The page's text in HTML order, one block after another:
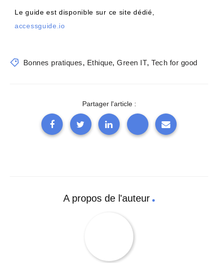
Le guide est disponible sur ce site dédié,
accessguide.io
Bonnes pratiques, Ethique, Green IT, Tech for good
Partager l'article :
A propos de l'auteur